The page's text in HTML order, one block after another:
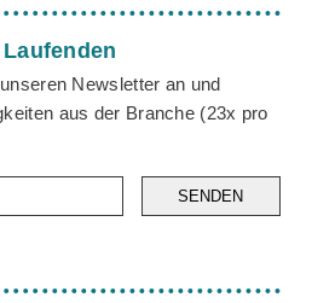
Newsletter an und
aus der Branche (23x pro
SENDEN